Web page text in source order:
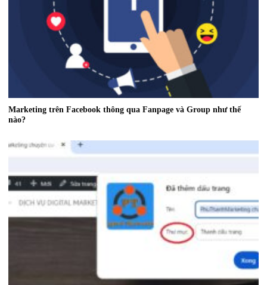
Marketing trên Facebook thông qua Fanpage và Group như thế
nào?